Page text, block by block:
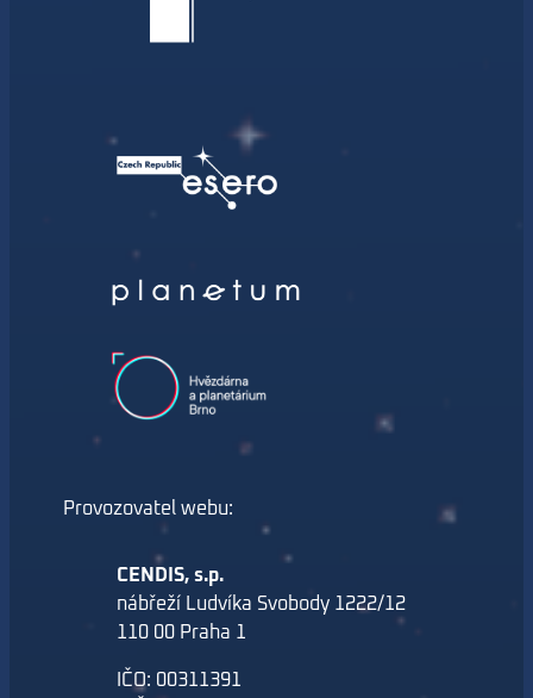
Provozovatel webu:
CENDIS, s.p.
nábřeží Ludvíka Svobody 1222/12
110 00 Praha 1
IČO: 00311391